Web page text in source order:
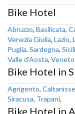
Bike Hotel
Abruzzo, Basilicata,
Venezia Giulia, Lazio,
Puglia, Sardegna,
Valle d'Aosta, Veneto
Bike Hotel in
Agrigento,
Siracusa, Trapani,
Bike Hotel in